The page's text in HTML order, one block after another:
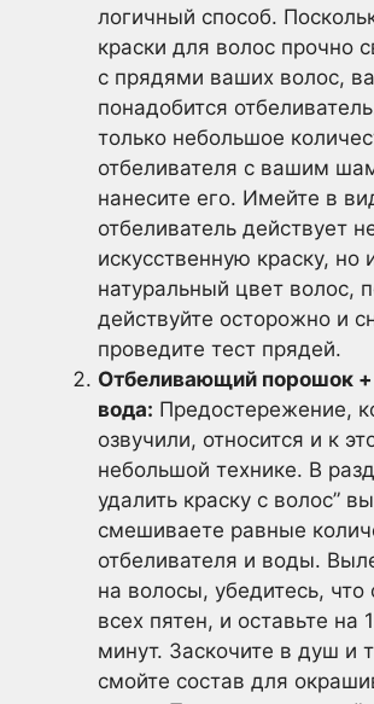
логичный способ.
краски для волос прочно
с прядями ваших волос,
понадобится
только небольшое
отбеливателя с вашим
нанесите его. Имейте в
отбеливатель действует
искусственную краску, но
натуральный цвет волос,
действуйте осторожно и
проведите тест прядей.
Отбеливающий порошок +
вода: Предостережение,
озвучили, относится и к
небольшой технике. В
удалить краску с волос” вы
смешиваете равные
отбеливателя и воды.
на волосы, убедитесь, что
всех пятен, и оставьте на
минут. Заскочите в душ и
смойте состав для